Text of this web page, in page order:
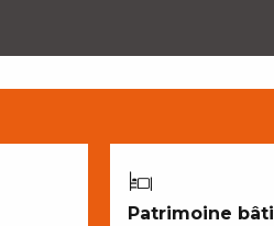
Patrimoine bâti